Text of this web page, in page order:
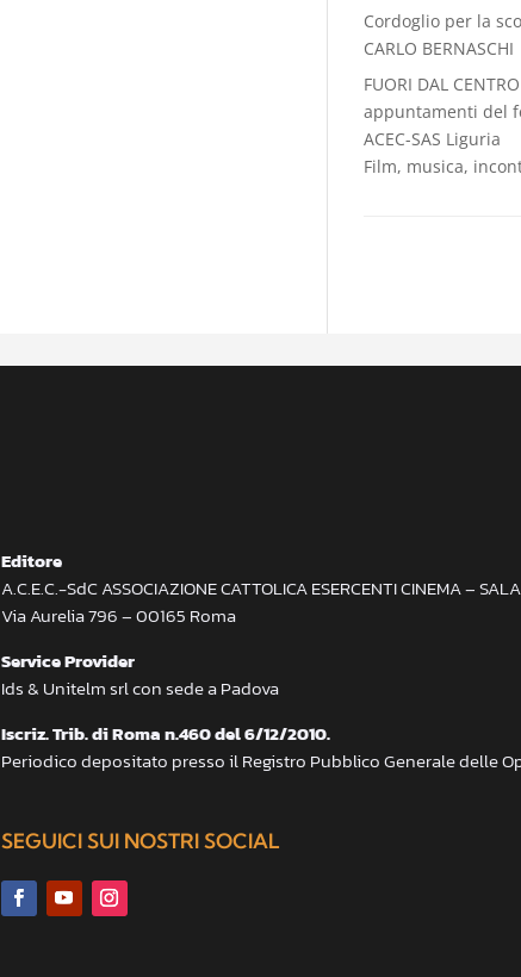
Cordoglio per la
CARLO BERNASCHI
FUORI DAL
appuntamenti del
ACEC-SAS Liguria
Film, musica,
Editore
A.C.E.C.-SdC ASSOCIAZIONE CATTOLICA ESERCENTI CINEMA –
Via Aurelia 796 – 00165 Roma
Service Provider
Ids & Unitelm srl con sede a Padova
Iscriz. Trib. di Roma n.460 del 6/12/2010.
Periodico depositato presso il Registro Pubblico Generale delle
SEGUICI SUI NOSTRI SOCIAL